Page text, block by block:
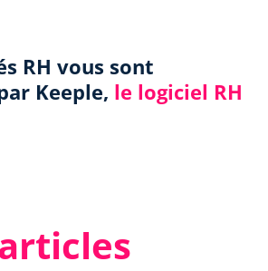
RH vous sont
Keeple, le logiciel RH